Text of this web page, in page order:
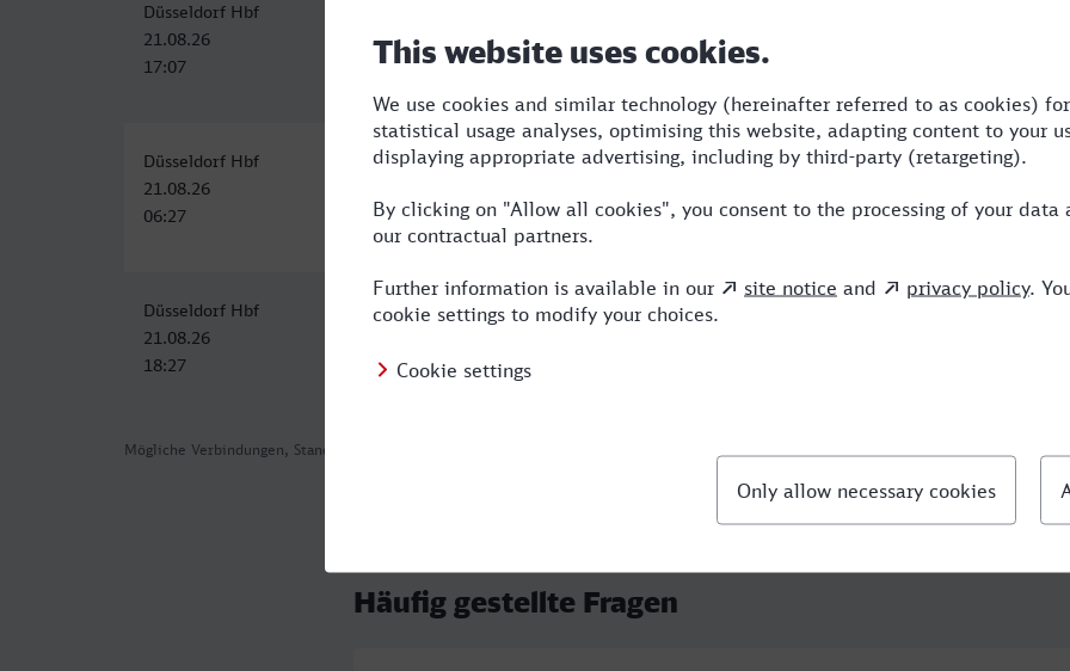
Mögliche Verbindungen, Stand: 2026-08-07 03:51
Düsseldorf Hbf
21.08.26
17:07
21.08.26
20:17
Düsseldorf Hbf
21.08.26
06:27
Göppingen
10:05
3:38 2 RE,ICE
Düsseldorf Hbf
21.08.26
18:27
Göppingen
22:06
3:39 2
Häufig gestellte Fragen